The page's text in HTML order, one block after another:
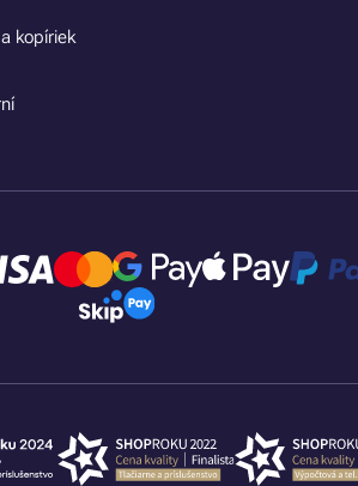
kopíriek